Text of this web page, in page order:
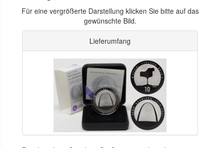
Für eine vergrößerte Darstellung klicken Sie bitte auf das
gewünschte Bild.
Lieferumfang